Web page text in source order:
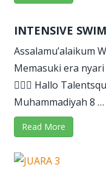
INTENSIVE
Assalamu’alaikum
Memasuki era
🏄‍♂️✨ Hallo
Muhammadiyah 8 …
Read More